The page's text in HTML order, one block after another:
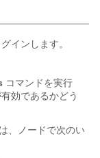
インします。
コマンドを実行
効であるかどう
、ノードで次のい